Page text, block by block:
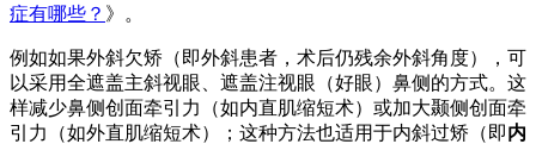
症有哪些？ 》。
例如如果外斜欠矫（即外斜患者，术后仍残余外斜角度），可
以采用全遮盖主斜视眼、遮盖注视眼（好眼）鼻侧的方式。这
样减少鼻侧创面牵引力（如内直肌缩短术）或加大颞侧创面牵
引力（如外直肌缩短术）；这种方法也适用于内斜过矫（即内